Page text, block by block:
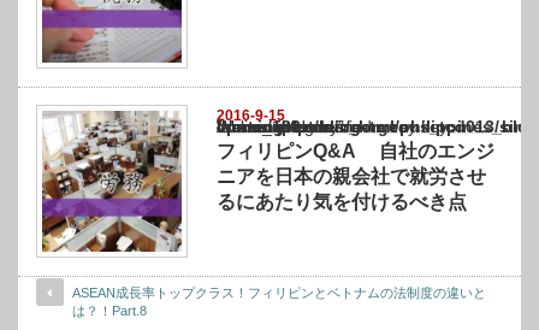
2016-9-15
Warning
: Undefined array key "show_category" in
/home/netst/kuno-cpa.co.jp/public_html/philippines_blog/wp-content/themes/
on line183
フィリピンQ&A 自社のエンジ
ニアを日本の親会社で就労させ
るにあたり気を付けるべき点
ASEAN成長率トップクラス！フィリピンとベトナムの法制度の違いと
は？！Part.8